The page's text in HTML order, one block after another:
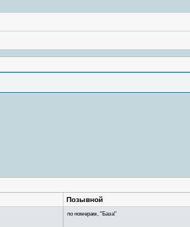
Позывной
по номерам, "База"